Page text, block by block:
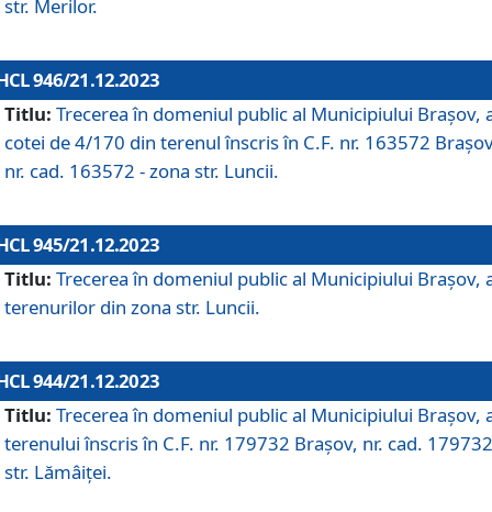
str. Merilor.
946/21.12.2023
Titlu: Trecerea în domeniul public al Municipiului Braşov,
cotei de 4/170 din terenul înscris în C.F. nr. 163572
nr. cad. 163572 - zona str. Luncii.
945/21.12.2023
Titlu: Trecerea în domeniul public al Municipiului Braşov,
terenurilor din zona str. Luncii.
944/21.12.2023
Titlu: Trecerea în domeniul public al Municipiului Braşov,
terenului înscris în C.F. nr. 179732 Brașov, nr. cad.
str. Lămâiței.